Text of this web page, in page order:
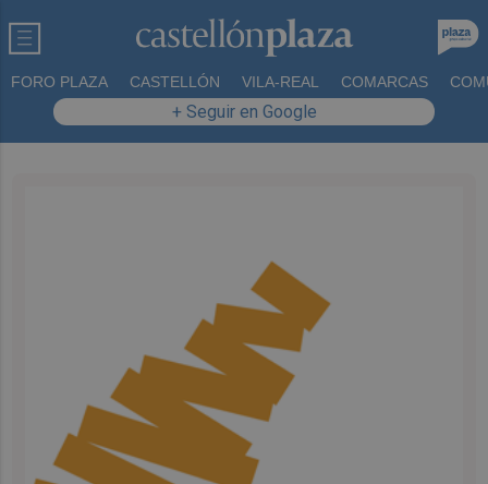
FORO PLAZA CASTELLÓN VILA-REAL COMARCAS
+ Seguir en Google